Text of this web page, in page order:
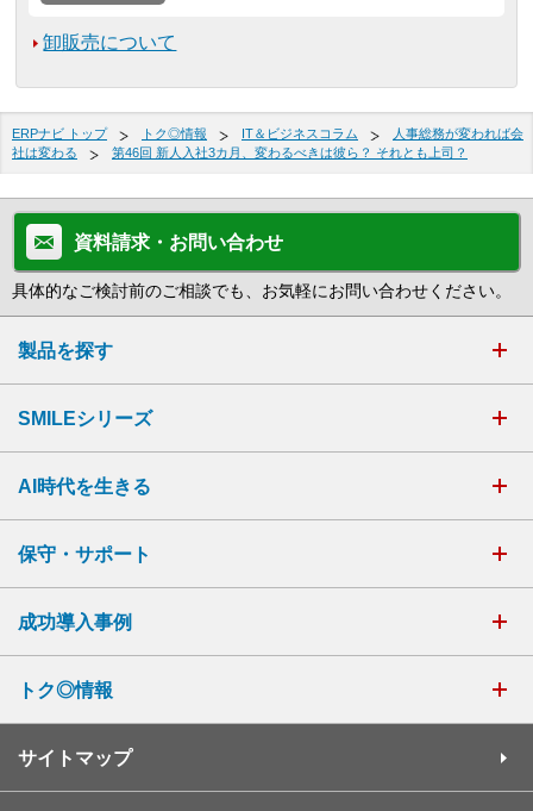
卸販売について
ERPナビ トップ トク◎情報 IT＆ビジネスコラム
人事総務が変われば会
社は変わる
第46回 新人入社3カ月、変わるべきは彼ら？ それとも上司？
資料請求・お問い合わせ
具体的なご検討前のご相談でも、お気軽にお問い合わせください。
製品を探す
SMILEシリーズ
AI時代を生きる
保守・サポート
成功導入事例
トク◎情報
サイトマップ